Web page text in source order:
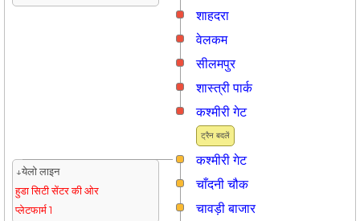
शाहदरा
वेलकम
सीलमपुर
शास्त्री पार्क
ट्रैन बदलें
कश्मीरी गेट
कश्मीरी गेट
↓येलो लाइन
हुडा सिटी सेंटर की ओर
प्लेटफार्म 1
चाँदनी चौक
चावड़ी बाजार